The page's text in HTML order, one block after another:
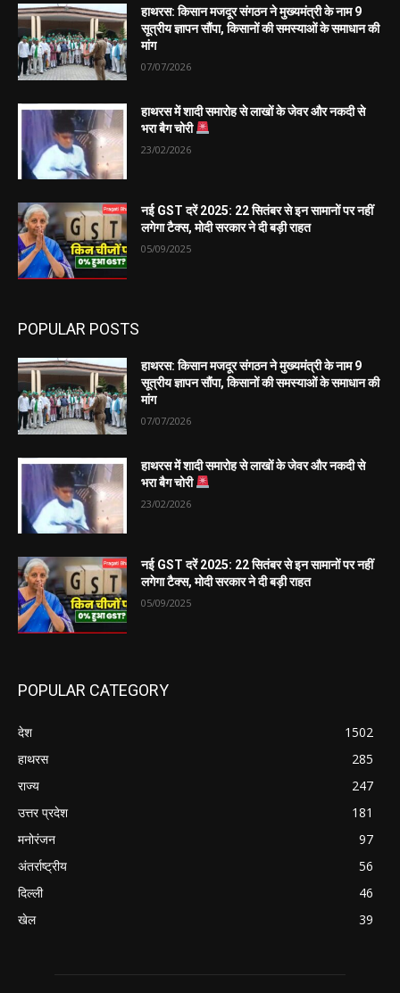
हाथरस: किसान मजदूर संगठन ने मुख्यमंत्री के नाम 9
सूत्रीय ज्ञापन सौंपा, किसानों की समस्याओं के समाधान की
मांग
07/07/2026
हाथरस में शादी समारोह से लाखों के जेवर और नकदी से
भरा बैग चोरी
23/02/2026
नई GST दरें 2025: 22 सितंबर से इन सामानों पर नहीं
लगेगा टैक्स, मोदी सरकार ने दी बड़ी राहत
05/09/2025
POPULAR POSTS
हाथरस: किसान मजदूर संगठन ने मुख्यमंत्री के नाम 9
सूत्रीय ज्ञापन सौंपा, किसानों की समस्याओं के समाधान की
मांग
07/07/2026
हाथरस में शादी समारोह से लाखों के जेवर और नकदी से
भरा बैग चोरी
23/02/2026
नई GST दरें 2025: 22 सितंबर से इन सामानों पर नहीं
लगेगा टैक्स, मोदी सरकार ने दी बड़ी राहत
05/09/2025
POPULAR CATEGORY
देश
1502
हाथरस
285
राज्य
247
उत्तर प्रदेश
181
मनोरंजन
97
अंतर्राष्ट्रीय
56
दिल्ली
46
खेल
39